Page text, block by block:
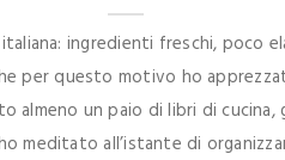
ingredienti freschi, poco
per questo motivo ho
un paio di libri di cucina,
meditato all’istante di